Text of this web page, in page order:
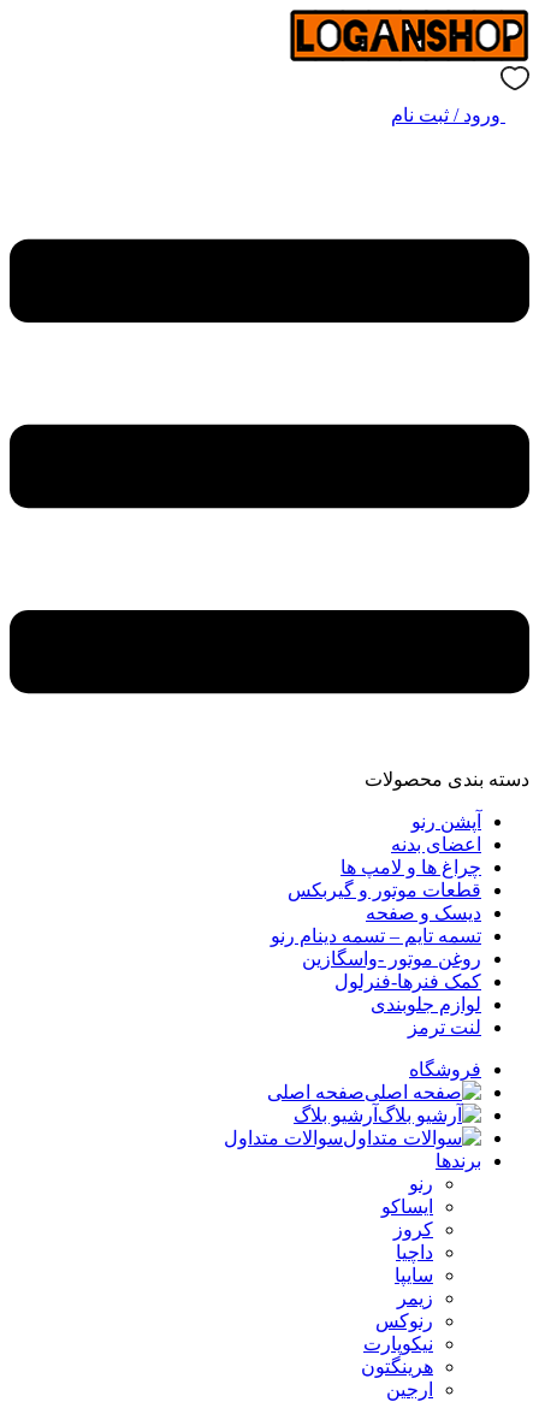
ورود / ثبت نام
دسته‌ بندی محصولات
آپشن رنو
اعضای بدنه
چراغ ها و لامپ ها
قطعات موتور و گیربکس
دیسک و صفحه
تسمه تایم – تسمه دینام رنو
روغن موتور -واسگازین
کمک فنرها-فنرلول
لوازم جلوبندی
لنت ترمز
فروشگاه
صفحه اصلی
آرشیو بلاگ
سوالات متداول
برندها
رنو
ایساکو
کروز
داچیا
سایپا
زیمر
رنوکس
نیکوپارت
هرینگتون
ارجین